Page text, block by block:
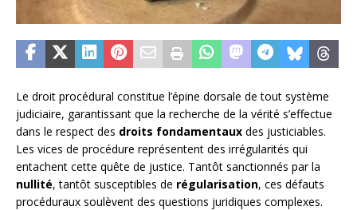
Le droit procédural constitue l’épine dorsale de tout système
judiciaire, garantissant que la recherche de la vérité s’effectue
dans le respect des droits fondamentaux des justiciables.
Les vices de procédure représentent des irrégularités qui
entachent cette quête de justice. Tantôt sanctionnés par la
nullité, tantôt susceptibles de régularisation, ces défauts
procéduraux soulèvent des questions juridiques complexes.